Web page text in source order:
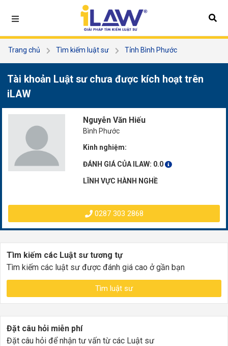
Trang chủ Tìm kiếm luật sư
Tỉnh Bình Phước
Tài khoản Luật sư chưa được kích hoạt trên
iLAW
Nguyễn Văn Hiếu
Bình Phước
Kinh nghiệm:
ĐÁNH GIÁ CỦA ILAW: 0.0
LĨNH VỰC HÀNH NGHỀ
0287 303 2868
Tìm kiếm các Luật sư tương tự
Tìm kiếm các luật sư được đánh giá cao ở gần bạn
Tìm luật sư
Đặt câu hỏi miễn phí
Đặt câu hỏi để nhận tư vấn từ các Luật sư